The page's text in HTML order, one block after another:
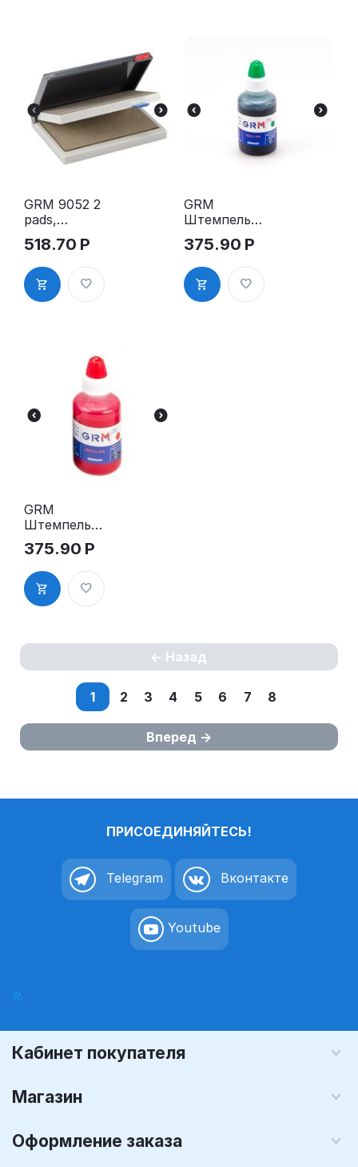
GRM 9052 2
pads,
настольная
штемпельна
я подушка,
70x110 мм
518.70 Р
GRM
Штемпельна
я краска
зеленая 30
мл
375.90 Р
GRM
Штемпельна
я краска
красная 30
мл
375.90 Р
Назад
1 2 3 4 5 6 7 8
Вперед
ПРИСОЕДИНЯЙТЕСЬ!
Telegram Вконтакте
Youtube
Кабинет покупателя
Магазин
Оформление заказа